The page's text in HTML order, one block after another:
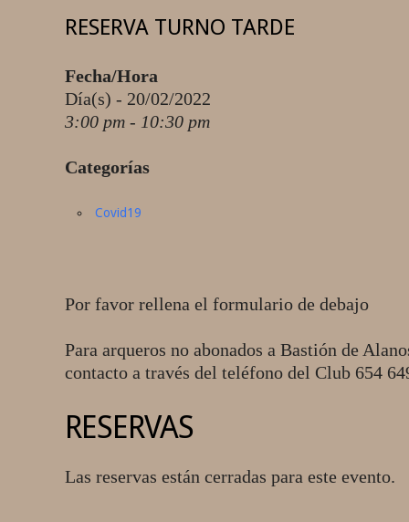
RESERVA TURNO TARDE
Fecha/Hora
Día(s) - 20/02/2022
3:00 pm - 10:30 pm
Categorías
Covid19
Por favor rellena el formulario de debajo
Para arqueros no abonados a Bastión de
contacto a través del teléfono del Club 654
RESERVAS
Las reservas están cerradas para este evento.